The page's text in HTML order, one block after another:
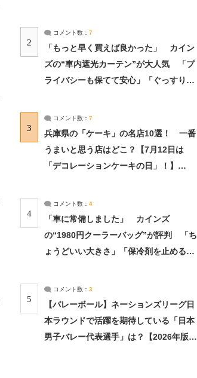
2
コメント数： 7
「もっと早く買えば良かった」 カイン
ズの“車内遮光カーテン”が大人気 「プ
ライバシーも保てて安心」「ぐっすり眠
3
コメント数： 7
兵庫県の「ケーキ」の名店10選！ 一番
うまいと思う店はどこ？【7月12日は
「デコレーションケーキの日」！】
4
コメント数： 4
「車に常備しました」 カインズ
の“1980円クーラーバッグ”が評判 「ち
ょうどいい大きさ」「保冷剤を止めるベ
5
コメント数： 3
【バレーボール】ネーションズリーグ日
本ラウンドで活躍を期待している「日本
男子バレー代表選手」は？【2026年版・